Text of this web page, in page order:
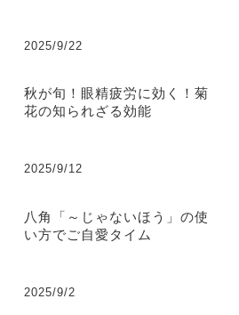
2025/9/22
秋が旬！眼精疲労に効く！菊
花の知られざる効能
2025/9/12
八角「～じゃないほう」の使
い方でご自愛タイム
2025/9/2